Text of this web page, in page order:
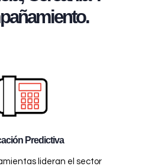
Predictiva
lideran el sector